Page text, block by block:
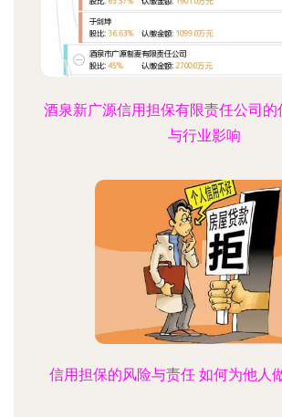
酒泉新广源信用担保有限责任公司的
与行业影响
信用担保的风险与责任 如何为他人